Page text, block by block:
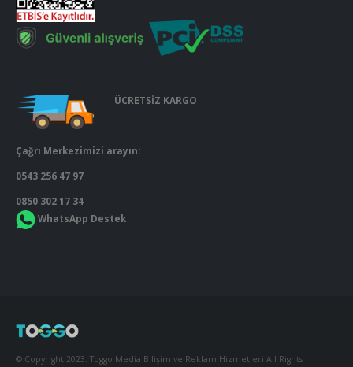
ÜCRETSİZ KARGO
Çağrı Merkezimizi arayın:
0543 256 47 97
0850 302 17 34
WhatsApp Destek
© Copyright 2023. Toggo Media Bilişim ve Reklam Hizmetleri All Rights